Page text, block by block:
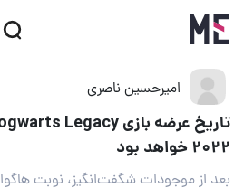
امیرحسین ناصری
۲۰۲۲ خواهد بود
بعد از موجودات شگفت‌انگیز، نوبت